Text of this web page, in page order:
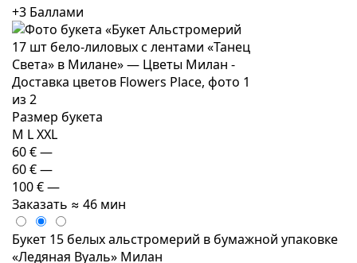
+3 Баллами
Размер букета
M LXXL
60 €—
60 €—
100 €—
Заказать ≈ 46 мин
Букет 15 белых альстромерий в бумажной упаковке
«Ледяная Вуаль» Милан